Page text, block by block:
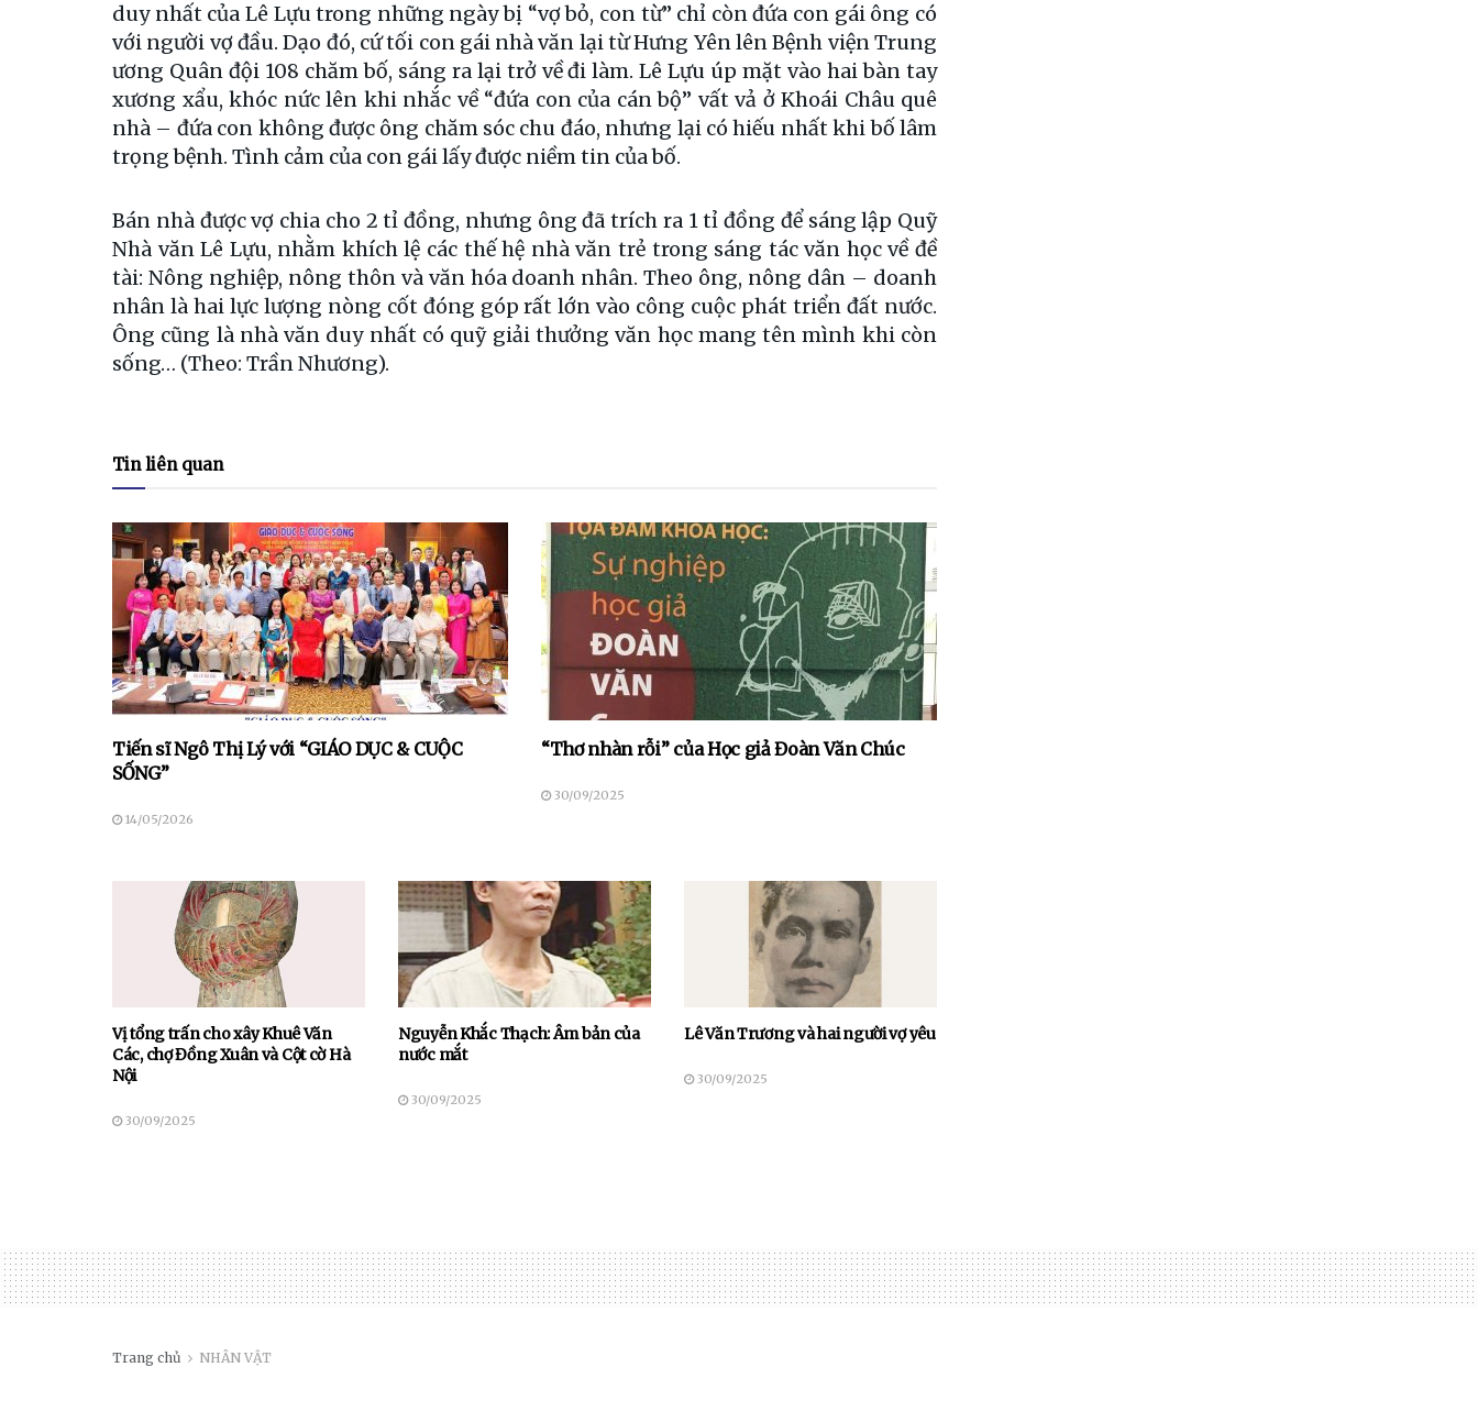
duy nhất của Lê Lựu trong những ngày bị “vợ bỏ, con từ” chỉ còn đứa con gái ông có
với người vợ đầu. Dạo đó, cứ tối con gái nhà văn lại từ Hưng Yên lên Bệnh viện Trung
ương Quân đội 108 chăm bố, sáng ra lại trở về đi làm. Lê Lựu úp mặt vào hai bàn tay
xương xẩu, khóc nức lên khi nhắc về “đứa con của cán bộ” vất vả ở Khoái Châu quê
nhà – đứa con không được ông chăm sóc chu đáo, nhưng lại có hiếu nhất khi bố lâm
trọng bệnh. Tình cảm của con gái lấy được niềm tin của bố.
Bán nhà được vợ chia cho 2 tỉ đồng, nhưng ông đã trích ra 1 tỉ đồng để sáng lập Quỹ
Nhà văn Lê Lựu, nhằm khích lệ các thế hệ nhà văn trẻ trong sáng tác văn học về đề
tài: Nông nghiệp, nông thôn và văn hóa doanh nhân. Theo ông, nông dân – doanh
nhân là hai lực lượng nòng cốt đóng góp rất lớn vào công cuộc phát triển đất nước.
Ông cũng là nhà văn duy nhất có quỹ giải thưởng văn học mang tên mình khi còn
sống… (Theo: Trần Nhương).
Tin liên quan
Tiến sĩ Ngô Thị Lý với “GIÁO DỤC & CUỘC
SỐNG”
14/05/2026
“Thơ nhàn rỗi” của Học giả Đoàn Văn Chúc
30/09/2025
Vị tổng trấn cho xây Khuê Văn
Các, chợ Đồng Xuân và Cột cờ Hà
Nội
30/09/2025
Nguyễn Khắc Thạch: Âm bản của
nước mắt
30/09/2025
Lê Văn Trương và hai người vợ yêu
30/09/2025
Trang chủ NHÂN VẬT